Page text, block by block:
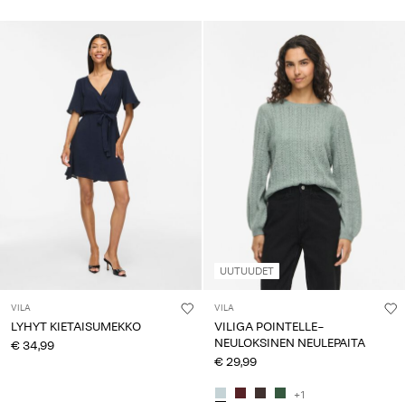
VILA
LYHYT KIETAISUMEKKO
€ 34,99
UUTUUDET
VILA
VILIGA POINTELLE-
NEULOKSINEN NEULEPAITA
€ 29,99
+1